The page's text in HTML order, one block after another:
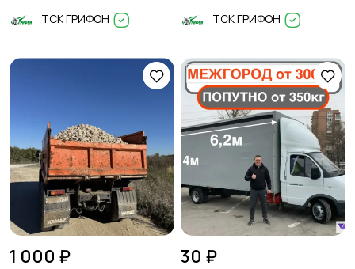
ТСК ГРИФОН ТСК ГРИФОН
1 000 ₽ 30 ₽